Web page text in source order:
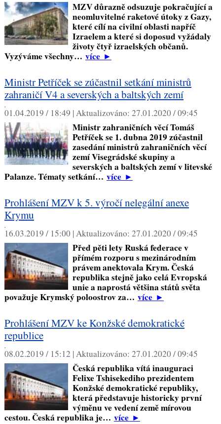
MZV důrazně odsuzuje pokračující a
neomluvitelné raketové útoky z Gazy,
které cílí na civilní oblasti napříč
Izraelem a které si doposud vyžádaly
životy čtyř izraelských občanů.
Vyzýváme všechny… více►
Ministr Petříček se zúčastnil setkání ministrů
zahraničí V4 a severských a baltských zemí
,
01.04.2019 / 18:49 |Aktualizováno: 27.01.2020 / 09:45
Ministr zahraničních věcí Tomáš
Petříček se 1. dubna 2019 zúčastnil
zasedání ministrů zahraničních věcí
zemí Visegrádské skupiny a
severských a baltských zemí v litevské
Palanze. Tématy setkání… více►
Prohlášení MZV k 5. výročí nelegální anexe
Krymu
,
16.03.2019 / 15:00 |Aktualizováno: 27.01.2020 / 09:45
Před pěti lety Ruská federace v
přímém rozporu s mezinárodním
právem anektovala Krym. Česká
republika stejně jako celá Evropská
unie a naprostá většina států světa
považuje Krymský poloostrov za… více►
Prohlášení MZV ke Konžské demokratické
republice
,
08.02.2019 / 15:12 |Aktualizováno: 27.01.2020 / 09:45
Česká republika vítá inauguraci
Felixe Tshisekediho prezidentem
Konžské demokratické republiky,
která představuje historicky první
výměnu ve vedení země mírovou
cestou. Česká republika je… více►